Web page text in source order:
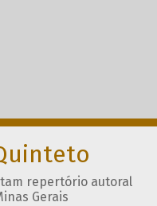
repertório autoral
Gerais